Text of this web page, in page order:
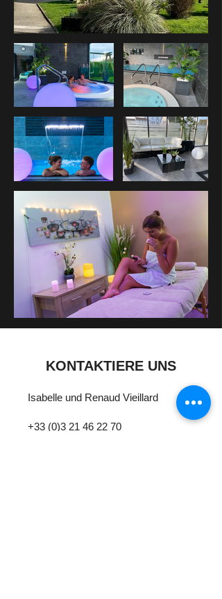
KONTAKTIERE UNS
Isabelle und Renaud Vieillard
+33 (0)3 21 46 22 70